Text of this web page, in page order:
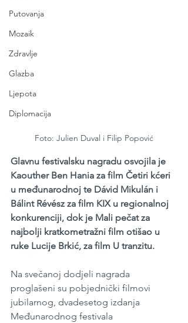
Putovanja
Mozaik
Zdravlje
Glazba
Ljepota
Diplomacija
Foto: Julien Duval i Filip Popović
Glavnu festivalsku nagradu osvojila je
Kaouther Ben Hania za film Četiri kćeri
u međunarodnoj te Dávid Mikulán i
Bálint Révész za film KIX u regionalnoj
konkurenciji, dok je Mali pečat za
najbolji kratkometražni film otišao u
ruke Lucije Brkić, za film U tranzitu.
Na svečanoj dodjeli nagrada
proglašeni su pobjednički filmovi
jubilarnog, dvadesetog izdanja
Međunarodnog festivala